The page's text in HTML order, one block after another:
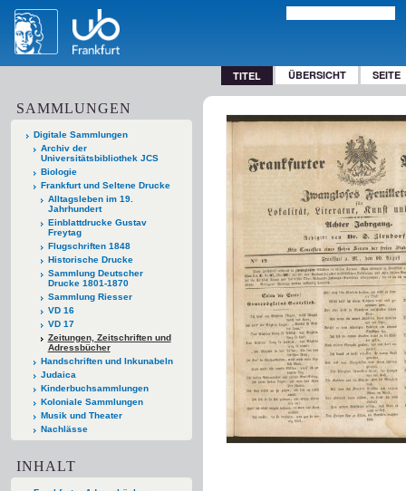
TITEL ÜBERSICHT SEITE
SAMMLUNGEN
Digitale Sammlungen
Archiv der
Universitätsbibliothek JCS
Biologie
Frankfurt und Seltene Drucke
Alltagsleben im 19.
Jahrhundert
Einblattdrucke Gustav
Freytag
Flugschriften 1848
Historische Drucke
Sammlung Deutscher
Drucke 1801-1870
Sammlung Riesser
VD 16
VD 17
Zeitungen, Zeitschriften und
Adressbücher
Handschriften und Inkunabeln
Judaica
Kinderbuchsammlungen
Koloniale Sammlungen
Musik und Theater
Nachlässe
INHALT